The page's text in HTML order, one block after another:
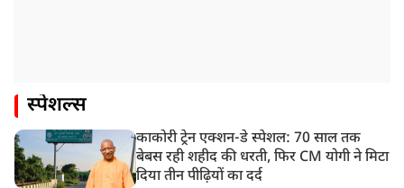
स्पेशल्स
काकोरी ट्रेन एक्शन-डे स्पेशल: 70 साल तक
बेबस रही शहीद की धरती, फिर CM योगी ने मिटा
दिया तीन पीढ़ियों का दर्द